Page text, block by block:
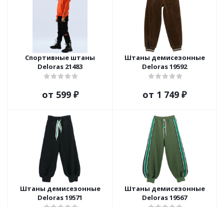
Спортивные штаны
Deloras 21483
от 599 ₽
Штаны демисезонные
Deloras 19592
от 1 749 ₽
Штаны демисезонные
Deloras 19571
Штаны демисезонные
Deloras 19567